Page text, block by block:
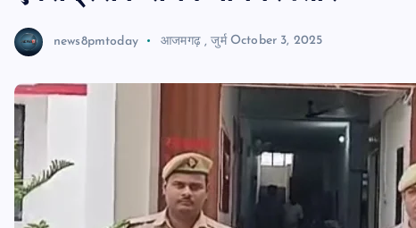
news8pmtoday आजमगढ़,जुर्म October 3, 2025